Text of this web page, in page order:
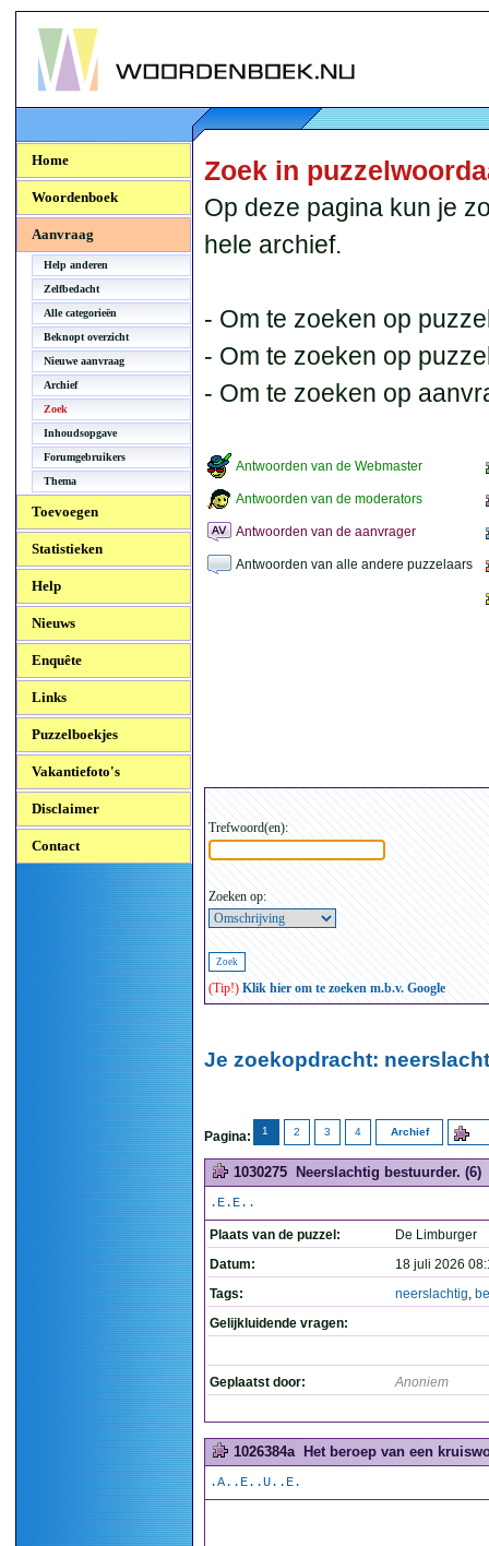
Woordenboek.NU
Home
Woordenboek
Aanvraag
Help anderen
Zelfbedacht
Alle categorieën
Beknopt overzicht
Nieuwe aanvraag
Archief
Zoek
Inhoudsopgave
Forumgebruikers
Thema
Toevoegen
Statistieken
Help
Nieuws
Enquête
Links
Puzzelboekjes
Vakantiefoto's
Disclaimer
Contact
Zoek in
Op deze pagina kun je
hele archief.
- Om te zoeken op
- Om te zoeken op
- Om te zoeken op
Antwoorden van de Webmaster
Antwoorden van de moderators
Antwoorden van de aanvrager
Antwoorden van alle andere puzzelaars
Trefwoord(en):
Zoeken op:
(Tip!) Klik hier om te zoeken m.b.v. Google
Je zoekopdracht:
Pagina: 1 2 3 4 Archief
1030275 Neerslachtig bestuurder. (6)
.E.E..
Plaats van de puzzel:
De Limburger
Datum:
18 juli 2026
Tags:
neerslachtig,
Gelijkluidende vragen:
Geplaatst door: Anoniem
1026384a Het beroep van een
.A..E..U..E.